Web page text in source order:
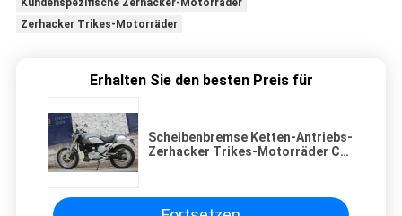
Zerhacker Trikes-Motorräder
Erhalten Sie den besten Preis für
Scheibenbremse Ketten-Antriebs-
Zerhacker Trikes-Motorräder Cdi